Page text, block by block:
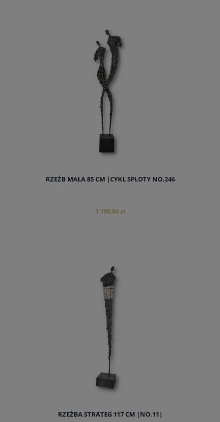
do koszyka
RZEŹB MAŁA 85 CM |CYKL SPLOTY NO.246
1 100,00 zł
do koszyka
RZEŹBA STRATEG 117 CM |NO.11|